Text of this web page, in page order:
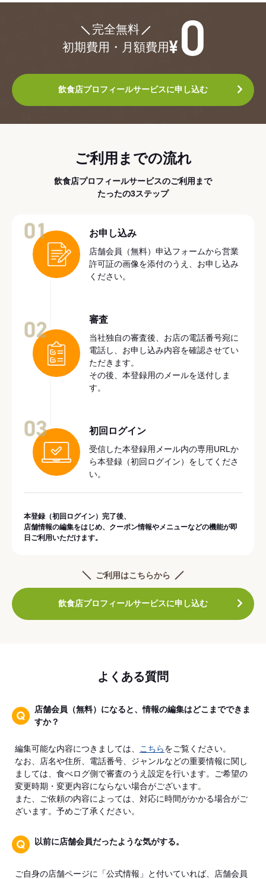
完全無料
初期費用・月額費用
飲食店プロフィールサービスに申し込む
ご利用までの流れ
飲食店プロフィールサービスのご利用まで
たったの3ステップ
お申し込み
店舗会員（無料）申込フォームから営業
許可証の画像を添付のうえ、お申し込み
ください。
審査
当社独自の審査後、お店の電話番号宛に
電話し、お申し込み内容を確認させてい
ただきます。
その後、本登録用のメールを送付しま
す。
初回ログイン
受信した本登録用メール内の専用URLか
ら本登録（初回ログイン）をしてくださ
い。
本登録（初回ログイン）完了後、
店舗情報の編集をはじめ、クーポン情報やメニューなどの機能が即
日ご利用いただけます。
ご利用はこちらから
飲食店プロフィールサービスに申し込む
よくある質問
店舗会員（無料）になると、情報の編集はどこまでできま
すか？
編集可能な内容につきましては、 こちらをご覧ください。
なお、店名や住所、電話番号、ジャンルなどの重要情報に関し
ましては、食べログ側で審査のうえ設定を行います。ご希望の
変更時期・変更内容にならない場合がございます。
また、ご依頼の内容によっては、対応に時間がかかる場合がご
ざいます。予めご了承ください。
以前に店舗会員だったような気がする。
ご自身の店舗ページに「公式情報」と付いていれば、店舗会員